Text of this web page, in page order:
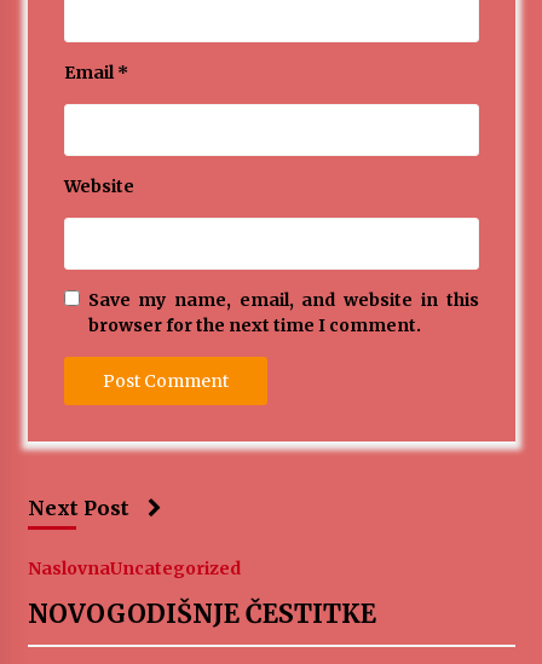
Email*
Website
Save my name, email, and website in this
browser for the next time I comment.
Next Post
NaslovnaUncategorized
NOVOGODIŠNJE ČESTITKE